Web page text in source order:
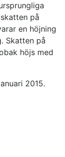
på
en höjning
Skatten på
höjs med
2015.